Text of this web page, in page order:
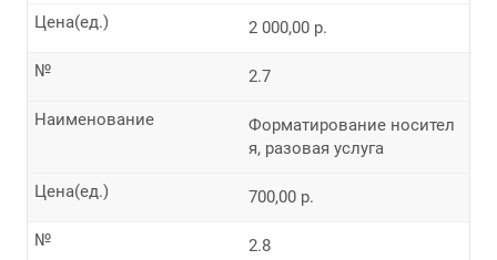
2 000,00 р.
Цена(ед.)
2.7
№
Форматирование носител
я, разовая услуга
Наименование
700,00 р.
Цена(ед.)
2.8
№